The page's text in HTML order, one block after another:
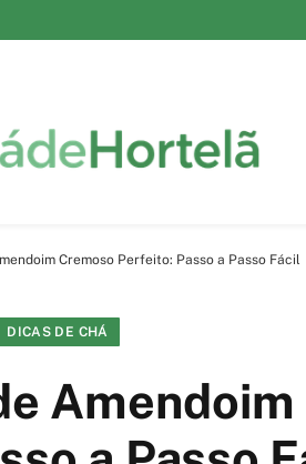
Cremoso Perfeito: Passo a Passo Fácil
DICAS DE CHÁ